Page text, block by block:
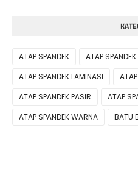
ATAP SPANDEK
ATAP SPANDEK
ATAP SPANDEK LAMINASI
ATAP SPANDEK PASIR
ATAP
ATAP SPANDEK WARNA
BATU